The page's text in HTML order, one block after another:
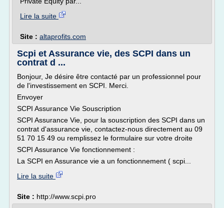
Lire la suite
Site : altaprofits.com
Scpi et Assurance vie, des SCPI dans un
contrat d ...
Bonjour, Je désire être contacté par un professionnel pour
de l'investissement en SCPI. Merci.
Envoyer
SCPI Assurance Vie Souscription
SCPI Assurance Vie, pour la souscription des SCPI dans un
contrat d'assurance vie, contactez-nous directement au 09
51 70 15 49 ou remplissez le formulaire sur votre droite
SCPI Assurance Vie fonctionnement :
La SCPI en Assurance vie a un fonctionnement ( scpi...
Lire la suite
Site : http://www.scpi.pro